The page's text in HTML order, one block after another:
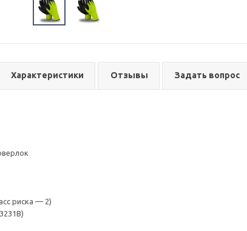
Характеристики Отзывы Задать вопрос
риска — 2)